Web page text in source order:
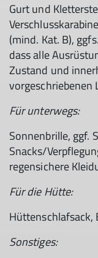
Gurt und
(mind. Kat. B),
dass alle
Zustand und
vorgeschriebenen
Für unterwegs:
Sonnenbrille, ggf.
Snacks/
regensichere
Für die Hütte:
Hüttenschlafsack,
Sonstiges: